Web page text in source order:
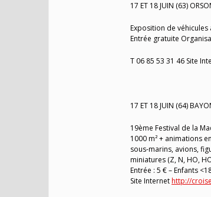
17 ET 18 JUIN (63)
Exposition de
Entrée gratuite
T 06 85 53 31 46 Site
17 ET 18 JUIN (64)
19ème Festival de la
1000 m² + animations
sous-marins, avions,
miniatures (Z, N, HO,
Entrée : 5 € – Enfants
Site Internethttp://